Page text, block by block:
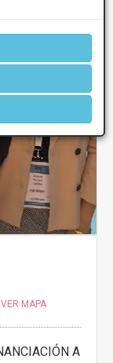
VER MAPA
A